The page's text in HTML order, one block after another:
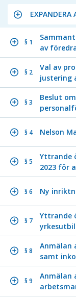
EXPANDERA
§ 1
av
§ 2
Val av
justering
§ 3
Beslut
§ 4 Nelson
§ 5
Yttrande
2023 för
§ 6 Ny
§ 7
Yttrande
§ 8
Anmälan
samt
§ 9
Anmälan